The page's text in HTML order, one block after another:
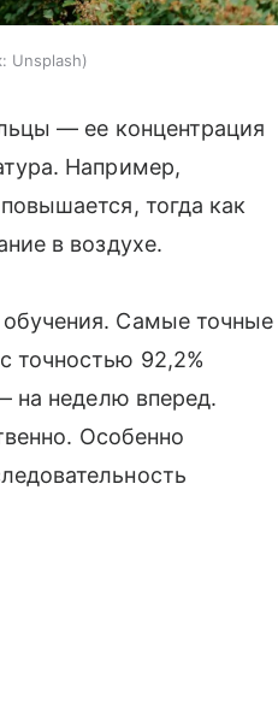
Unsplash
— ее концентрация
Например,
тогда как
в воздухе.
Самые точные
точностью 92,2%
на неделю вперед.
Особенно